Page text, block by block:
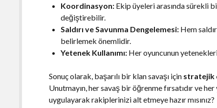
Koordinasyon: Ekip üyeleri arasında sürekli
değiştirebilir.
Saldırı ve Savunma Dengelemesi: Hem
belirlemek önemlidir.
Yetenek Kullanımı: Her oyuncunun
Sonuç olarak, başarılı bir klan savaşı için stratejik
Unutmayın, her savaş bir öğrenme fırsatıdır ve
uygulayarak rakiplerinizi alt etmeye hazır mısınız?